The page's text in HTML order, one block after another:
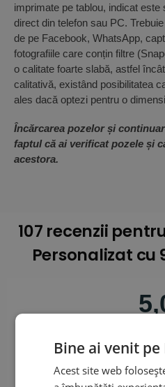
imprimate pe tablou, indicat este
direct din telefon sau PC.
de pe Facebook, WhatsApp,
fotografiile care conțin filtre
o calitate foarte slabă, astfel
calitativă, existând posibilitatea
ales dacă optezi pentru o
Încărcarea pozelor și
faptul că ai verificat pozele și
acestora.
107 recenzii
Personalizat cu
Pe baza a
Adaugă o
Bine ai venit
Acest site web